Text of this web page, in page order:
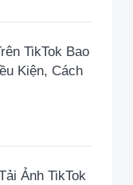
TikTok Bao
Kiện, Cách
Ảnh TikTok